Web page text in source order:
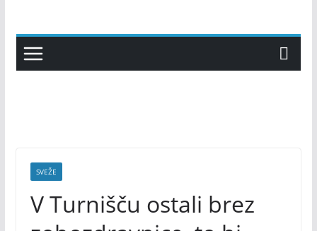
content
SVEŽE
V Turnišču ostali brez